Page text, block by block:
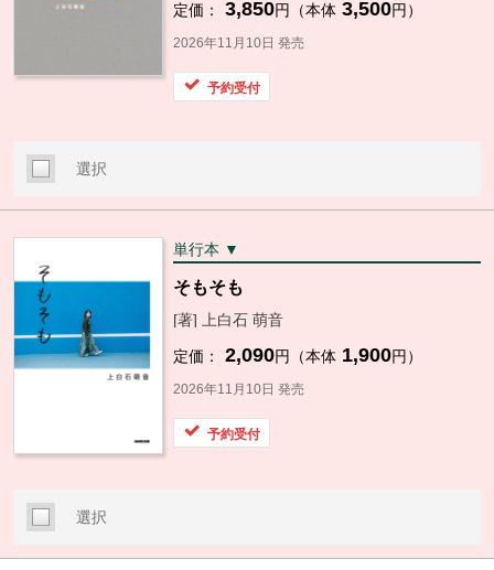
定価： 3,850円（本体 3,500円）
2026年11月10日 発売
予約受付
選択
単行本 ▼
そもそも
[著] 上白石 萌音
定価： 2,090円（本体 1,900円）
2026年11月10日 発売
予約受付
選択